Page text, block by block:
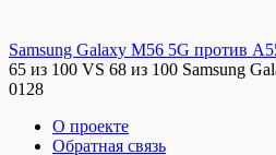
Samsung Galaxy M56 5G против
65 из 100 VS 68 из 100 Samsung
0128
О проекте
Обратная связь